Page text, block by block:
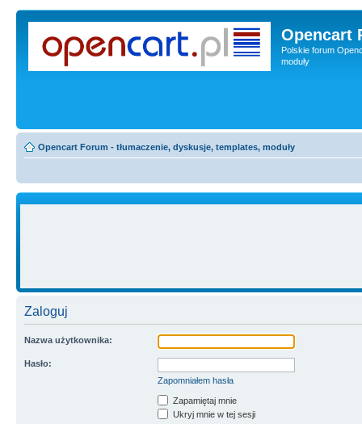
Opencart
Polskie forum
moduły
Opencart Forum - tłumaczenie, dyskusje, templates, moduły
Zaloguj
Nazwa użytkownika:
Hasło:
Zapomniałem hasła
Zapamiętaj mnie
Ukryj mnie w tej sesji